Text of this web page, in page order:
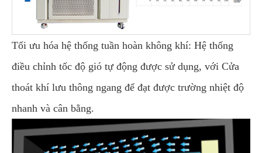
Tối ưu hóa hệ thống tuần hoàn không khí: Hệ thống
điều chỉnh tốc độ gió tự động được sử dụng, với Cửa
thoát khí lưu thông ngang để đạt được trường nhiệt độ
nhanh và cân bằng.